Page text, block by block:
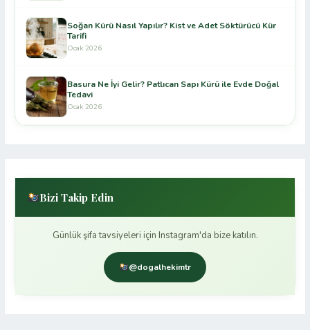
Soğan Kürü Nasıl Yapılır? Kist ve Adet Söktürücü Kür
Tarifi
Ocak 2026
Basura Ne İyi Gelir? Patlıcan Sapı Kürü ile Evde Doğal
Tedavi
Ocak 2026
Bizi Takip Edin
Günlük şifa tavsiyeleri için Instagram'da bize katılın.
@dogalhekimtr